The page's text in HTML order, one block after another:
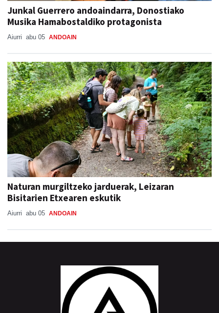
Junkal Guerrero andoaindarra, Donostiako
Musika Hamabostaldiko protagonista
Aiurri abu 05 ANDOAIN
Naturan murgiltzeko jarduerak, Leizaran
Bisitarien Etxearen eskutik
Aiurri abu 05 ANDOAIN